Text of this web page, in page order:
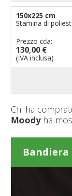
150x225 cm
Stamina di
Prezzo cda:
130,00 €
(IVA inclusa)
Chi ha
Moodyha